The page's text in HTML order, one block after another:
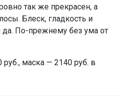
так же прекрасен, а
Блеск, гладкость и
да. По-прежнему без ума от
маска — 2140 руб. в